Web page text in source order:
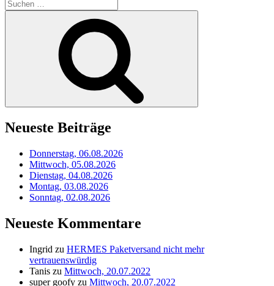
Suchen
nach:
Neueste Beiträge
Donnerstag, 06.08.2026
Mittwoch, 05.08.2026
Dienstag, 04.08.2026
Montag, 03.08.2026
Sonntag, 02.08.2026
Neueste Kommentare
Ingrid zu HERMES Paketversand nicht mehr
vertrauenswürdig
Tanis zu Mittwoch, 20.07.2022
super goofy zu Mittwoch, 20.07.2022